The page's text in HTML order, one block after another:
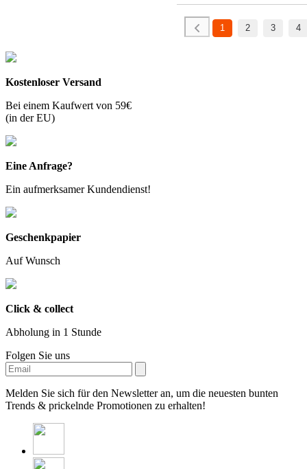
1 2 3 4
Kostenloser Versand
Bei einem Kaufwert von 59€
(in der EU)
Eine Anfrage?
Ein aufmerksamer Kundendienst!
Geschenkpapier
Auf Wunsch
Click & collect
Abholung in 1 Stunde
Folgen Sie uns
Melden Sie sich für den Newsletter an, um die neuesten bunten
Trends & prickelnde Promotionen zu erhalten!